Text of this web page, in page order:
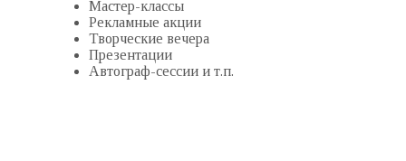
Мастер-классы
Рекламные акции
Творческие вечера
Презентации
Автограф-сессии и т.п.